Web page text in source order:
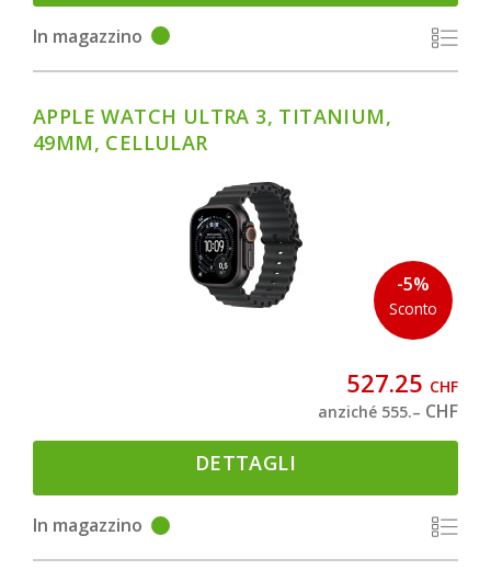
In magazzino
-5%
Sconto
APPLE WATCH ULTRA 3, TITANIUM,
49MM, CELLULAR
527.25 CHF
anziché 555.– CHF
DETTAGLI
In magazzino